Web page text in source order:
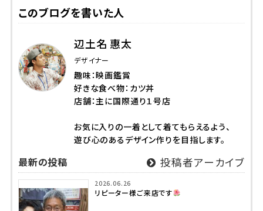
このブログを書いた人
辺土名 惠太
デザイナー
趣味：映画鑑賞
好きな食べ物：カツ丼
店舗：主に国際通り１号店
お気に入りの一着として着てもらえるよう、
遊び心のあるデザイン作りを目指します。
最新の投稿 投稿者アーカイブ
2026.06.26
リピーター様ご来店です